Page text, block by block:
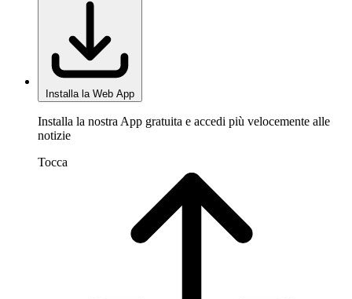
Installa la Web App
Installa la nostra App gratuita e accedi più velocemente alle
notizie
Tocca